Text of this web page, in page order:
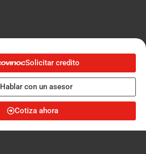
Solicitar credito
Hablar con un asesor
Cotiza ahora